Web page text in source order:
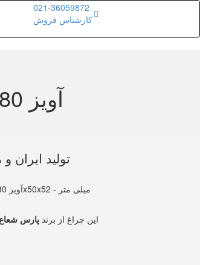
021-36059872
کارشناس فروش
تولید
این چراغ از برند پارس